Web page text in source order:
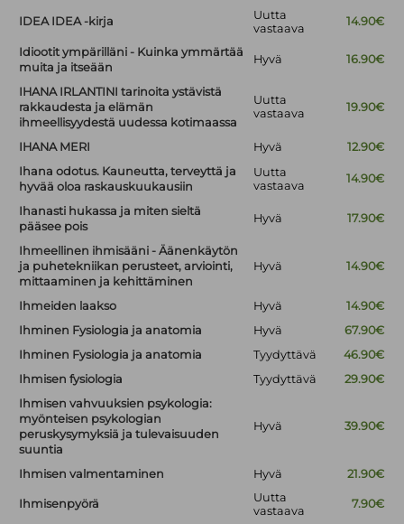
IDEA IDEA -kirja
Uutta
vastaava
14.90€
Idiootit ympärilläni - Kuinka ymmärtää
muita ja itseään
Hyvä 16.90€
IHANA IRLANTINI tarinoita ystävistä
rakkaudesta ja elämän
ihmeellisyydestä uudessa kotimaassa
Uutta
vastaava
19.90€
IHANA MERI Hyvä
12.90€
Ihana odotus. Kauneutta, terveyttä ja
hyvää oloa raskauskuukausiin
Uutta
vastaava
14.90€
Ihanasti hukassa ja miten sieltä
pääsee pois
Hyvä 17.90€
Ihmeellinen ihmisääni - Äänenkäytön
ja puhetekniikan perusteet, arviointi,
mittaaminen ja kehittäminen
Hyvä 14.90€
Ihmeiden laakso Hyvä
14.90€
Ihminen Fysiologia ja anatomia
Hyvä
67.90€
Ihminen Fysiologia ja anatomia
Tyydyttävä
46.90€
Ihmisen fysiologia
Tyydyttävä
29.90€
Ihmisen vahvuuksien psykologia:
myönteisen psykologian
peruskysymyksiä ja tulevaisuuden
suuntia
Hyvä 39.90€
Ihmisen valmentaminen Hyvä 21.90€
Ihmisenpyörä
Uutta
vastaava
7.90€